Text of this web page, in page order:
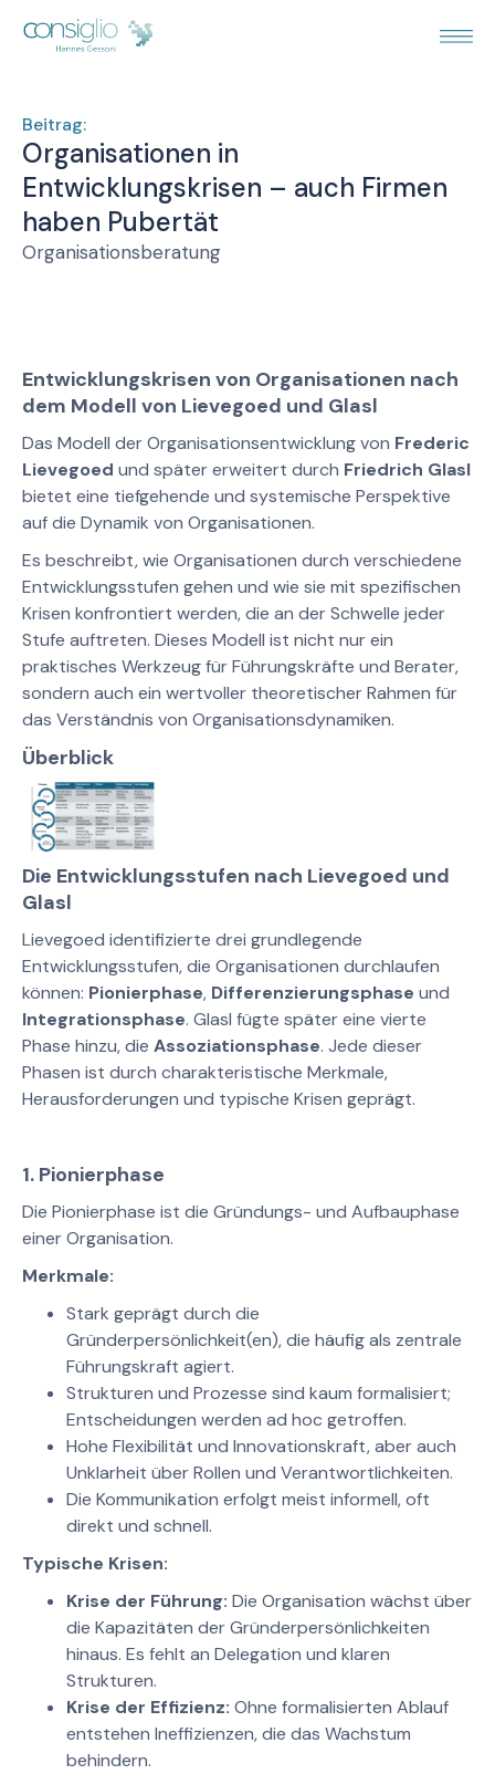
Beitrag:
Organisationen in
Entwicklungskrisen – auch Firmen
haben Pubertät
Organisationsberatung
Entwicklungskrisen von Organisationen nach
dem Modell von Lievegoed und Glasl
Das Modell der Organisationsentwicklung von Frederic
Lievegoed und später erweitert durch Friedrich Glasl
bietet eine tiefgehende und systemische Perspektive
auf die Dynamik von Organisationen.
Es beschreibt, wie Organisationen durch verschiedene
Entwicklungsstufen gehen und wie sie mit spezifischen
Krisen konfrontiert werden, die an der Schwelle jeder
Stufe auftreten. Dieses Modell ist nicht nur ein
praktisches Werkzeug für Führungskräfte und Berater,
sondern auch ein wertvoller theoretischer Rahmen für
das Verständnis von Organisationsdynamiken.
Überblick
Die Entwicklungsstufen nach Lievegoed und
Glasl
Lievegoed identifizierte drei grundlegende
Entwicklungsstufen, die Organisationen durchlaufen
können: Pionierphase, Differenzierungsphase und
Integrationsphase. Glasl fügte später eine vierte
Phase hinzu, die Assoziationsphase. Jede dieser
Phasen ist durch charakteristische Merkmale,
Herausforderungen und typische Krisen geprägt.
1. Pionierphase
Die Pionierphase ist die Gründungs- und Aufbauphase
einer Organisation.
Merkmale:
Stark geprägt durch die
Gründerpersönlichkeit(en), die häufig als zentrale
Führungskraft agiert.
Strukturen und Prozesse sind kaum formalisiert;
Entscheidungen werden ad hoc getroffen.
Hohe Flexibilität und Innovationskraft, aber auch
Unklarheit über Rollen und Verantwortlichkeiten.
Die Kommunikation erfolgt meist informell, oft
direkt und schnell.
Typische Krisen:
Krise der Führung: Die Organisation wächst über
die Kapazitäten der Gründerpersönlichkeiten
hinaus. Es fehlt an Delegation und klaren
Strukturen.
Krise der Effizienz: Ohne formalisierten Ablauf
entstehen Ineffizienzen, die das Wachstum
behindern.